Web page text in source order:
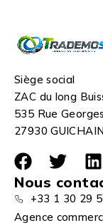
Siège social
ZAC du long
535 Rue
27930
Nous
+33 1 30 29
Agence